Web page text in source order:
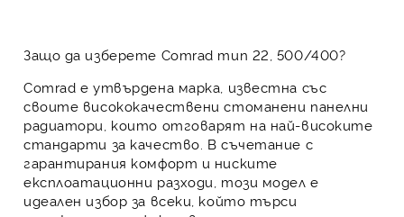
Защо да изберете Comrad тип 22, 500/400?
Comrad е утвърдена марка, известна със
своите висококачествени стоманени панелни
радиатори, които отговарят на най-високите
стандарти за качество. В съчетание с
гарантирания комфорт и ниските
експлоатационни разходи, този модел е
идеален избор за всеки, който търси